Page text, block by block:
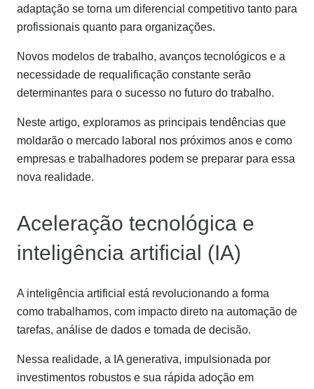
adaptação se torna um diferencial competitivo tanto para
profissionais quanto para organizações.
Novos modelos de trabalho, avanços tecnológicos e a
necessidade de requalificação constante serão
determinantes para o sucesso no futuro do trabalho.
Neste artigo, exploramos as principais tendências que
moldarão o mercado laboral nos próximos anos e como
empresas e trabalhadores podem se preparar para essa
nova realidade.
Aceleração tecnológica e
inteligência artificial (IA)
A inteligência artificial está revolucionando a forma
como trabalhamos, com impacto direto na automação de
tarefas, análise de dados e tomada de decisão.
Nessa realidade, a IA generativa, impulsionada por
investimentos robustos e sua rápida adoção em